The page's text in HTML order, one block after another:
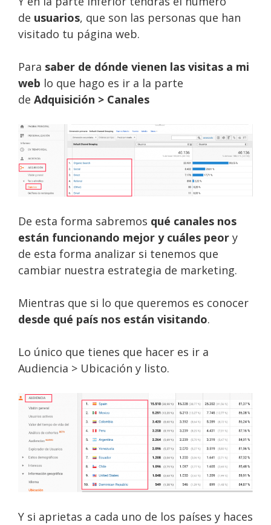
de usuarios, que son las personas que han
visitado tu página web.
Para saber de dónde vienen las visitas a mi
web lo que hago es ir a la parte
de Adquisición > Canales
De esta forma sabremos qué canales nos
están funcionando mejor y cuáles peor y
de esta forma analizar si tenemos que
cambiar nuestra estrategia de marketing.
Mientras que si lo que queremos es conocer
desde qué país nos están visitando.
Lo único que tienes que hacer es ir a
Audiencia > Ubicación y listo.
Y si aprietas a cada uno de los países y haces